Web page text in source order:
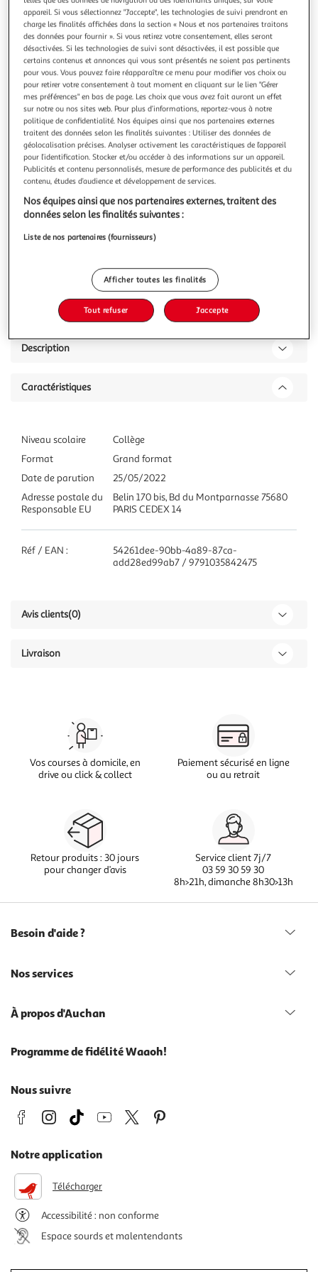
ANGLAIS 6E ON YOUR MARKS ! WORKBOOK,
EDITION 2025, Bouvet Pascal
Le workbook compagnon du manuel On Your Marks, qui
répond au nouveau programme et permet de se préparer
dès la 6è aux enjeux d'Ev@lang en approfondissant les
points vus dans le manuel avec des étapes détaillées et un
guidage renforcé. - Un cahier interactif de 144 pages avec
des activités variées po
En savoir +
Vendu par GpasPlus
Livraison dès 6/7 jours
3,00€
Plus d'options
Description
Caractéristiques
Niveau scolaire
Collège
Format
Grand format
Date de parution
25/05/2022
Adresse postale du
Responsable EU
Belin 170 bis, Bd du Montparnasse 75680
PARIS CEDEX 14
Réf / EAN :
54261dee-90bb-4a89-87ca-
add28ed99ab7 / 9791035842475
Avis clients(0)
Livraison
Vos courses à domicile, en
drive ou click & collect
Paiement sécurisé en ligne
ou au retrait
Retour produits : 30 jours
pour changer d’avis
Service client 7j/7
03 59 30 59 30
8h>21h, dimanche 8h30>13h
Besoin d'aide ?
Nos services
À propos d'Auchan
Programme de fidélité Waaoh!
Nous suivre
Notre application
Télécharger
Accessibilité : non conforme
Espace sourds et malentendants
appareil. Si vous sélectionnez "J'accepte", les technologies de suivi prendront en
charge les finalités affichées dans la section « Nous et nos partenaires traitons
des données pour fournir ». Si vous retirez votre consentement, elles seront
désactivées. Si les technologies de suivi sont désactivées, il est possible que
certains contenus et annonces qui vous sont présentés ne soient pas pertinents
pour vous. Vous pouvez faire réapparaître ce menu pour modifier vos choix ou
pour retirer votre consentement à tout moment en cliquant sur le lien "Gérer
mes préférences" en bas de page. Les choix que vous avez fait auront un effet
sur notre ou nos sites web. Pour plus d’informations, reportez-vous à notre
politique de confidentialité. Nos équipes ainsi que nos partenaires externes
traitent des données selon les finalités suivantes : Utiliser des données de
géolocalisation précises. Analyser activement les caractéristiques de l’appareil
pour l’identification. Stocker et/ou accéder à des informations sur un appareil.
Publicités et contenu personnalisés, mesure de performance des publicités et du
contenu, études d’audience et développement de services.
Nos équipes ainsi que nos partenaires externes, traitent des
données selon les finalités suivantes :
Liste de nos partenaires (fournisseurs)
Afficher toutes les finalités
Tout refuser J'accepte